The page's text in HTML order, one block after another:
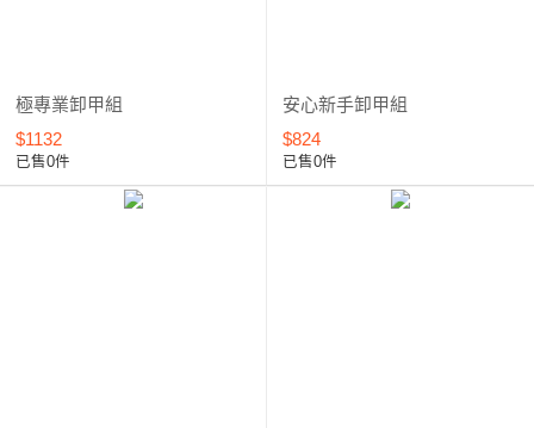
極專業卸甲組
$1132
已售0件
安心新手卸甲組
$824
已售0件